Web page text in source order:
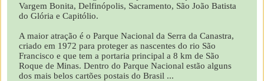
Vargem Bonita, Delfinópolis, Sacramento, São João Batista
do Glória e Capitólio.
A maior atração é o Parque Nacional da Serra da Canastra,
criado em 1972 para proteger as nascentes do rio São
Francisco e que tem a portaria principal a 8 km de São
Roque de Minas. Dentro do Parque Nacional estão alguns
dos mais belos cartões postais do Brasil ...